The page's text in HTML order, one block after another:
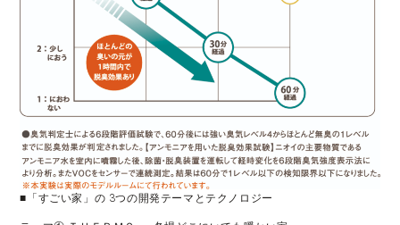
■「すごい家」の 3つの開発テーマとテクノロジー